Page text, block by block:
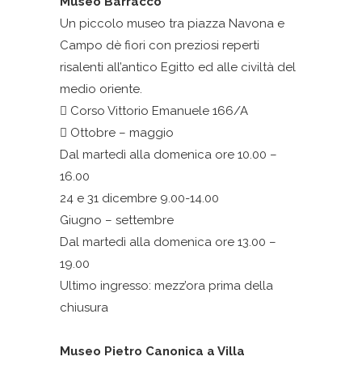
Un piccolo museo tra piazza Navona e
Campo dè fiori con preziosi reperti
risalenti all’antico Egitto ed alle civiltà del
medio oriente.
Corso Vittorio Emanuele 166/A
Ottobre – maggio
Dal martedì alla domenica ore 10.00 –
16.00
24 e 31 dicembre 9.00-14.00
Giugno – settembre
Dal martedì alla domenica ore 13.00 –
19.00
Ultimo ingresso: mezz’ora prima della
chiusura
Museo Pietro Canonica a Villa